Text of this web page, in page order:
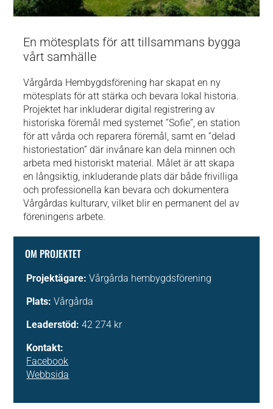
En mötesplats för att tillsammans bygga
vårt samhälle
Vårgårda Hembygdsförening har skapat en ny
mötesplats för att stärka och bevara lokal historia.
Projektet har inkluderar digital registrering av
historiska föremål med systemet ”Sofie”, en station
för att vårda och reparera föremål, samt en ”delad
historiestation” där invånare kan dela minnen och
arbeta med historiskt material. Målet är att skapa
en långsiktig, inkluderande plats där både frivilliga
och professionella kan bevara och dokumentera
Vårgårdas kulturarv, vilket blir en permanent del av
föreningens arbete.
OM PROJEKTET
Projektägare:Vårgårda hembygdsförening
Plats: Vårgårda
Leaderstöd: 42 274 kr
Kontakt:
Facebook
Webbsida